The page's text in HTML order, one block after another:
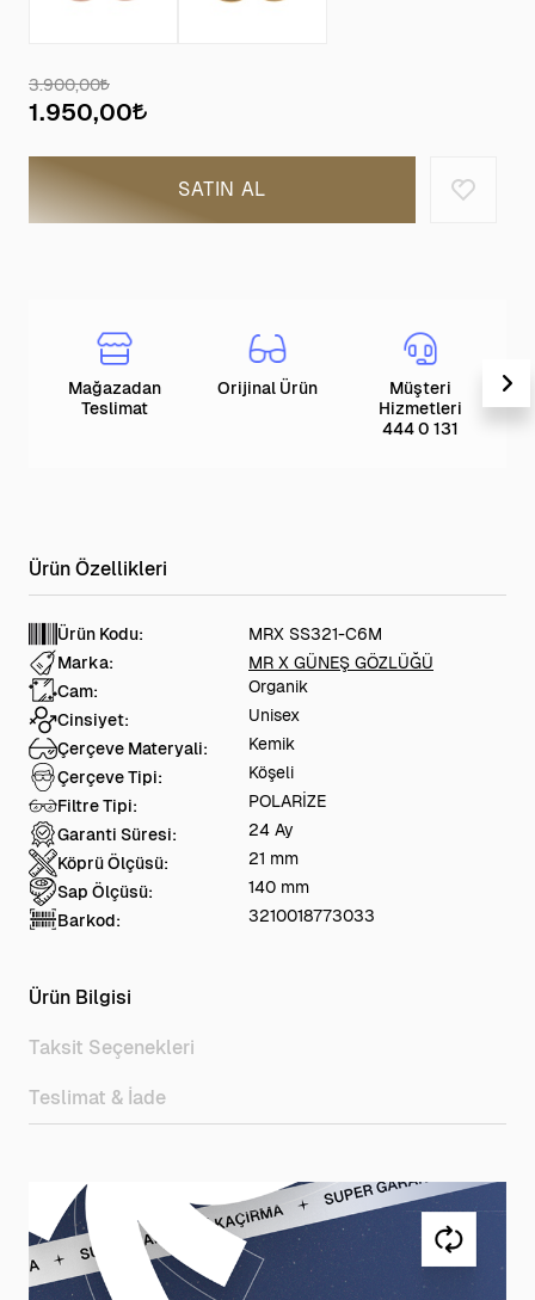
3.900,00
1.950,00
SATIN AL
Mağazadan
Teslimat
Orijinal Ürün
Müşteri
Hizmetleri
444 0 131
Ürün Kodu:
MRX SS321-C6M
Marka:
MR X GÜNEŞ GÖZLÜĞÜ
Cam:
Organik
Cinsiyet:
Unisex
Çerçeve Materyali:
Kemik
Çerçeve Tipi:
Köşeli
Filtre Tipi:
POLARİZE
Garanti Süresi:
24 Ay
Köprü Ölçüsü:
21 mm
Sap Ölçüsü:
140 mm
Barkod:
3210018773033
Ürün Bilgisi
Taksit Seçenekleri
Teslimat & İade